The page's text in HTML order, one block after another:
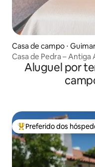
Casa de campo ⋅
Casa de Pedra –
Aluguel por
Entre os melhores
Preferido dos